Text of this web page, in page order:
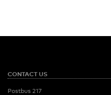
CONTACT US
Postbus 217